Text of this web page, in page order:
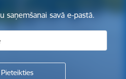
saņemšanai savā e-pastā.